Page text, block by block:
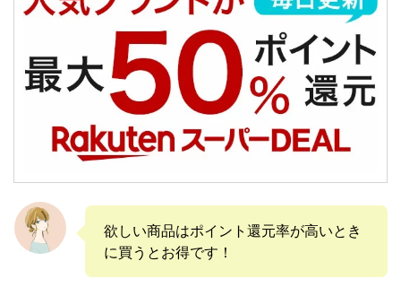
欲しい商品はポイント還元率が高いとき
に買うとお得です！